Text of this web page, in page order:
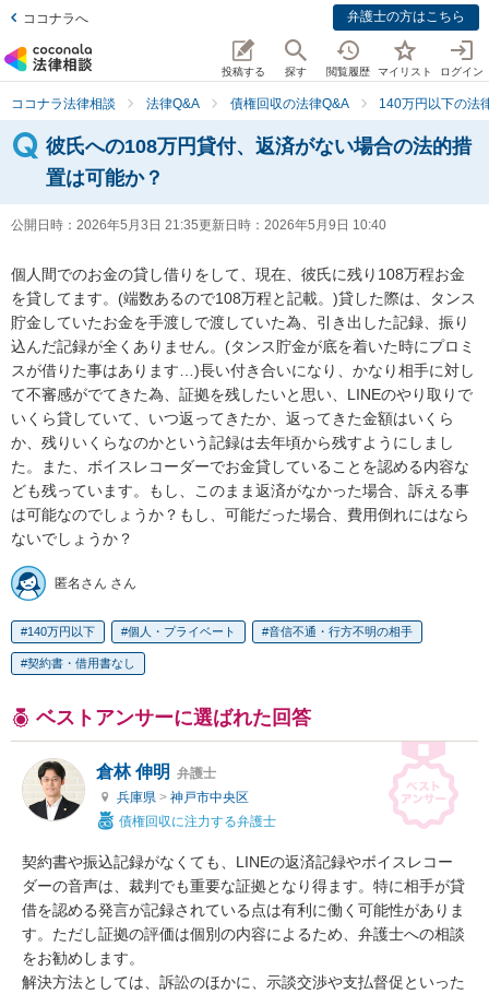
ココナラへ 弁護士の方はこちら
投稿する 探す 閲覧履歴 マイリスト ログイン
ココナラ法律相談 法律Q&A 債権回収の法律Q&A 140万円以下の法
彼氏への108万円貸付、返済がない場合の法的措
置は可能か？
公開日時： 2026年5月3日 21:35更新日時： 2026年5月9日 10:40
個人間でのお金の貸し借りをして、現在、彼氏に残り108万程お金
を貸してます。(端数あるので108万程と記載。)貸した際は、タンス
貯金していたお金を手渡しで渡していた為、引き出した記録、振り
込んだ記録が全くありません。(タンス貯金が底を着いた時にプロミ
スが借りた事はあります…)長い付き合いになり、かなり相手に対し
て不審感がでてきた為、証拠を残したいと思い、LINEのやり取りで
いくら貸していて、いつ返ってきたか、返ってきた金額はいくら
か、残りいくらなのかという記録は去年頃から残すようにしまし
た。また、ボイスレコーダーでお金貸していることを認める内容な
ども残っています。もし、このまま返済がなかった場合、訴える事
は可能なのでしょうか？もし、可能だった場合、費用倒れにはなら
ないでしょうか？
匿名さん さん
140万円以下 個人・プライベート 音信不通・行方不明の相手
契約書・借用書なし
ベストアンサーに選ばれた回答
倉林 伸明 弁護士
兵庫県 > 神戸市中央区
債権回収に注力する弁護士
契約書や振込記録がなくても、LINEの返済記録やボイスレコー
ダーの音声は、裁判でも重要な証拠となり得ます。特に相手が貸
借を認める発言が記録されている点は有利に働く可能性がありま
す。ただし証拠の評価は個別の内容によるため、弁護士への相談
をお勧めします。
解決方法としては、訴訟のほかに、示談交渉や支払督促といった